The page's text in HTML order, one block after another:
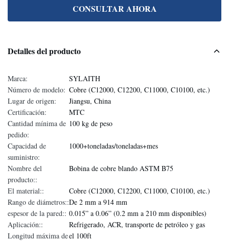
CONSULTAR AHORA
Detalles del producto
Marca:
SYLAITH
Número de modelo: Cobre (C12000, C12200, C11000, C10100, etc.)
Lugar de origen:
Jiangsu, China
Certificación:
MTC
Cantidad mínima de
pedido:
100 kg de peso
Capacidad de
suministro:
1000+toneladas/toneladas+mes
Nombre del
producto::
Bobina de cobre blando ASTM B75
El material::
Cobre (C12000, C12200, C11000, C10100, etc.)
Rango de diámetros::De 2 mm a 914 mm
espesor de la pared:: 0.015” a 0.06” (0.2 mm a 210 mm disponibles)
Aplicación::
Refrigerado, ACR, transporte de petróleo y gas
Longitud máxima deel 100ft